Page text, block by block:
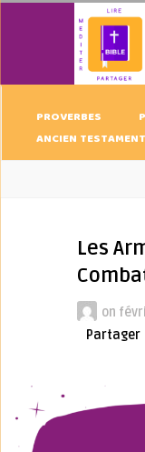
PROVERBES
ANCIEN TESTAMENT
Les
on
Partager